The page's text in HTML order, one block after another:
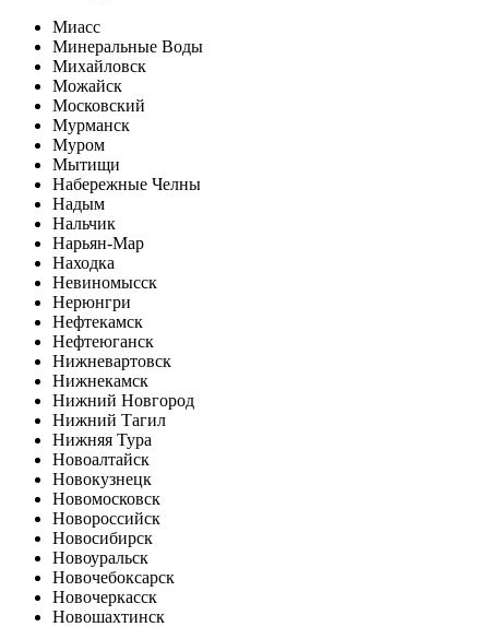
Миасс
Минеральные Воды
Михайловск
Можайск
Московский
Мурманск
Муром
Мытищи
Набережные Челны
Надым
Нальчик
Нарьян-Мар
Находка
Невиномысск
Нерюнгри
Нефтекамск
Нефтеюганск
Нижневартовск
Нижнекамск
Нижний Новгород
Нижний Тагил
Нижняя Тура
Новоалтайск
Новокузнецк
Новомосковск
Новороссийск
Новосибирск
Новоуральск
Новочебоксарск
Новочеркасск
Новошахтинск